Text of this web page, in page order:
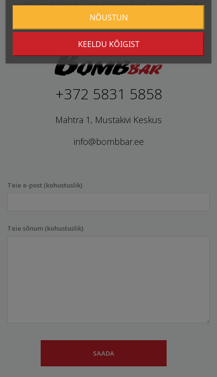
võtame teiega ise ühendust ja vastame
kõikidele küsimustele.
+372 5831 5858
Mahtra 1, Mustakivi Keskus
info@bombbar.ee
Teie e-post (kohustuslik)
Teie sõnum (kohustuslik)
KEELDU KÕIGIST
NÕUSTUN